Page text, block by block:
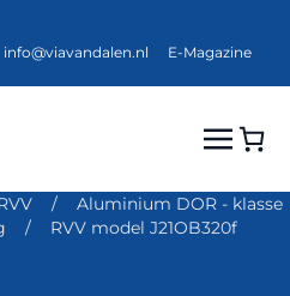
info@viavandalen.nl E-Magazine
/
Aluminium DOR - klasse
/
RVV model J21OB320f